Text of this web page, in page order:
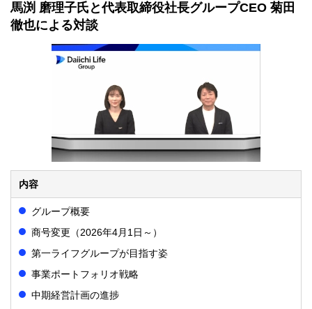
馬渕 磨理子氏と代表取締役社長グループCEO 菊田
徹也による対談
内容
グループ概要
商号変更（2026年4月1日～）
第一ライフグループが目指す姿
事業ポートフォリオ戦略
中期経営計画の進捗